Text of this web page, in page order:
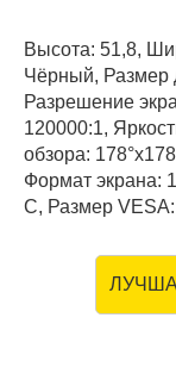
Высота: 51,8,
Чёрный, Размер
Разрешение
120000:1,
обзора:
Формат экрана:
C, Размер